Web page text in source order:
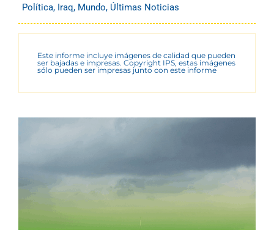
Política, Iraq, Mundo, Últimas Noticias
Este informe incluye imágenes de calidad que pueden
ser bajadas e impresas. Copyright IPS, estas imágenes
sólo pueden ser impresas junto con este informe